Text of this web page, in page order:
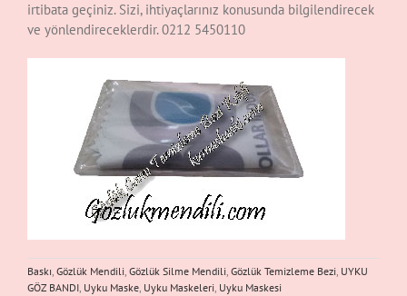
irtibata geçiniz. Sizi, ihtiyaçlarınız konusunda bilgilendirecek
ve yönlendireceklerdir. 0212 5450110
Baskı, Gözlük Mendili, Gözlük Silme Mendili, Gözlük Temizleme Bezi, UYKU
GÖZ BANDI, Uyku Maske, Uyku Maskeleri, Uyku Maskesi